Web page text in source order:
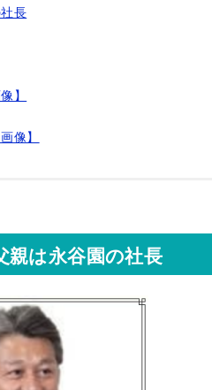
長
】
像】
親は永谷園の社長